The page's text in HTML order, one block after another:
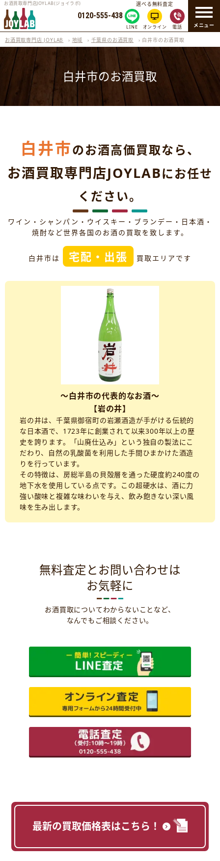
メニュー
お酒買取専門店JOYLAB(ジョイラボ)
0120-555-438
選べる無料査定
LINE オンライン 電話
お酒買取専門店 JOYLAB › 地域 › 千葉県のお酒買取 › 白井市のお酒買取
白井市のお酒買取
白井市のお酒高価買取なら、
お酒買取専門店JOYLABにお任せ
ください。
ワイン・シャンパン・ウイスキー・ブランデー・日本酒・
焼酎など世界各国のお酒の買取を致します。
白井市は 宅配・出張 買取エリアです
～白井市の代表的なお酒～
【岩の井】
岩の井は、千葉県御宿町の岩瀬酒造が手がける伝統的
な日本酒で、1723年に創業されて以来300年以上の歴
史を誇ります。「山廃仕込み」という独自の製法にこ
だわり、自然の乳酸菌を利用した手間ひまかけた酒造
りを行っています。
その特徴は、房総半島の貝殻層を通った硬度約240度の
地下水を使用している点です。この超硬水は、酒に力
強い酸味と複雑な味わいを与え、飲み飽きない深い風
味を生み出します。
無料査定とお問い合わせは
お気軽に
お酒買取についてわからないことなど、
なんでもご相談ください。
最新の買取価格表はこちら！